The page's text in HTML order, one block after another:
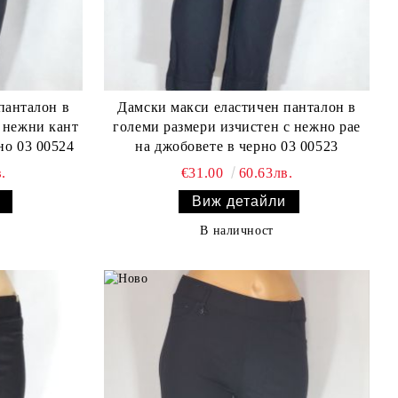
нежни кант
камъчета на крачола в черно 03 00524
Дамски макси еластичен панталон в
големи размери изчистен с нежно рае
на джобовете в черно 03 00523
€31.00
60.63лв.
Виж детайли
В наличност